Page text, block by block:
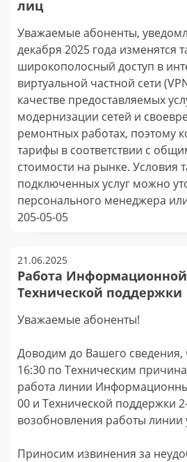
лиц
Уважаемые абоненты,
декабря 2025 года изменятся
широкополосный доступ в
виртуальной частной сети
качестве предоставляемых
модернизации сетей и
ремонтных работах, поэтому
тарифы в соответствии с
стоимости на рынке. Условия
подключенных услуг можно
персонального менеджера
205-05-05
21.06.2025
Работа
Технической поддержки
Уважаемые абоненты!
Доводим до Вашего сведения,
16:30 по Техническим
работа линии
00 и Технической поддержки
возобновления работы линии
Приносим извинения за